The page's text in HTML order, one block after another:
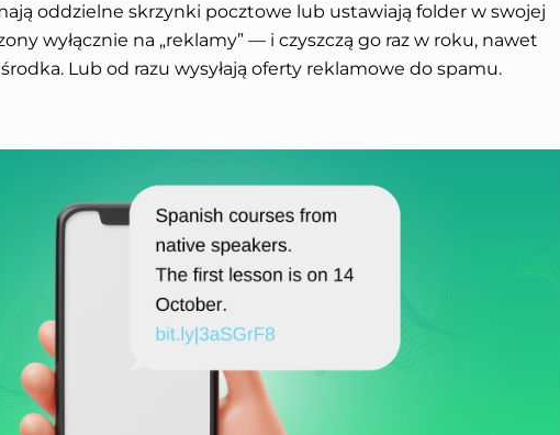
oddzielne skrzynki pocztowe lub ustawiają folder w swojej
wyłącznie na „reklamy” — i czyszczą go raz w roku, nawet
Lub od razu wysyłają oferty reklamowe do spamu.